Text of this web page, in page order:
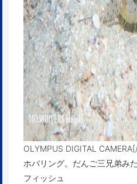
OLYMPUS DIGITAL
ホバリング。だんご三兄弟み
フィッシュ